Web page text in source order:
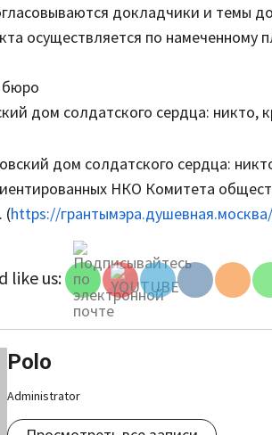
докладчики и темы
осуществляется по намеченному
дом солдатского сердца: никто,
дом солдатского сердца:
НКО Комитета
(https://
like us:
Set Youtube
Channel ID
Polo
Administrator